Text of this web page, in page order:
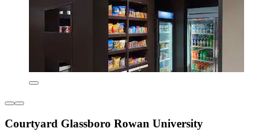
Courtyard Glassboro Rowan University